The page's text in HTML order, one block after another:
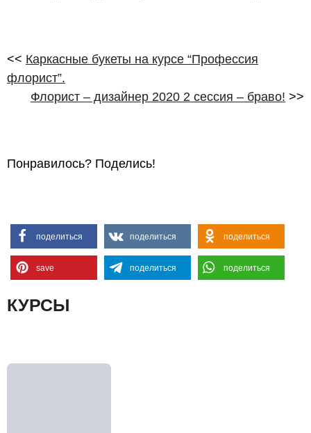
<< Каркасные букеты на курсе “Профессия
флорист”.
Флорист – дизайнер 2020 2 сессия – браво! >>
Понравилось? Поделись!
поделиться поделиться поделиться
save поделиться поделиться
КУРСЫ